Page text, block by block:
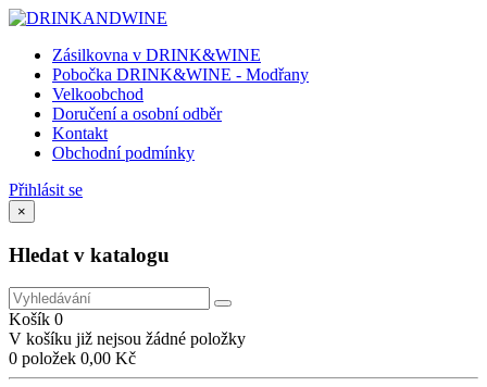
Zásilkovna v DRINK&WINE
Pobočka DRINK&WINE - Modřany
Velkoobchod
Doručení a osobní odběr
Kontakt
Obchodní podmínky
Přihlásit se
×
Hledat v katalogu
Košík 0
V košíku již nejsou žádné položky
0 položek 0,00 Kč